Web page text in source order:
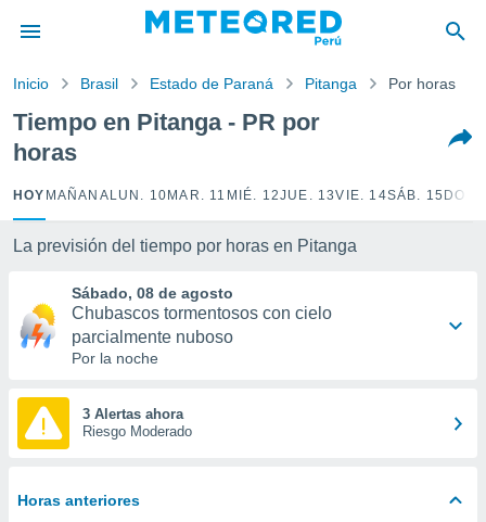
ha sido
para
que se
calidad.
a este
las
y
forma
basada
permite
Inicio Brasil Estado de Paraná Pitanga Por horas
Tiempo en Pitanga - PR por
horas
HOY MAÑANA LUN. 10 MAR. 11 MIÉ. 12JUE. 13VIE. 14SÁB. 15
La previsión del tiempo por horas en Pitanga
Sábado, 08 de agosto
Chubascos tormentosos con cielo
parcialmente nuboso
Por la noche
3 Alertas ahora
Riesgo Moderado
Horas anteriores